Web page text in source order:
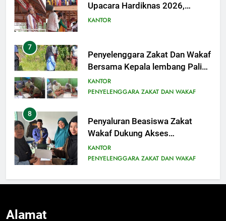
Upacara Hardiknas 2026,
Tegaskan Komitmen Pendidikan
KANTOR
7
Penyelenggara Zakat Dan Wakaf
Bersama Kepala lembang Pali
dengan Nasir
MelaksanakanPeninjauan Lokasi
Pali Dalam penyesuaian titik
Lokasi secara fisik
KANTOR
PENYELENGGARA ZAKAT DAN WAKAF
8
Penyaluran Beasiswa Zakat
Wakaf Dukung Akses
Pendidikan Mahasiswa
Mustahiq
KANTOR
PENYELENGGARA ZAKAT DAN WAKAF
9
Alamat